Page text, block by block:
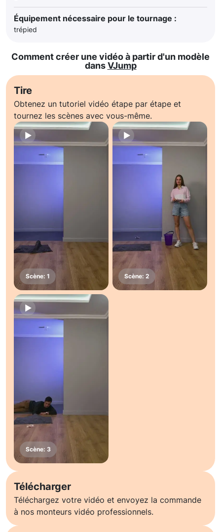
Équipement nécessaire pour le tournage :
trépied
Comment créer une vidéo à partir d'un modèle
dansVJump
Tire
Obtenez un tutoriel vidéo étape par étape et
tournez les scènes avec vous-même.
Télécharger
Téléchargez votre vidéo et envoyez la commande
à nos monteurs vidéo professionnels.